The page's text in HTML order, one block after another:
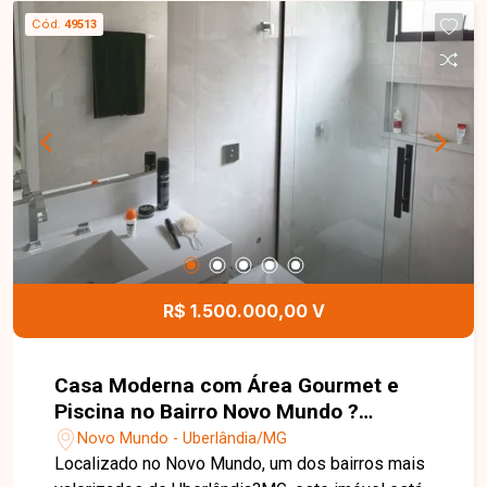
uma ampla varanda com balcão e pia em granito,
ideal para momentos de lazer, além de garagem
imóvel conta com sistema de geração de energia
fotovoltaica, proporcionando economia na conta
de luz, aquecimento solar de água, porteiro
eletrônico com câmara, portão automático com
controlo remoto e cerca elétrica, garantindo mais
segurança e conforto para toda a família.
Cód. 49513
R$ 1.500.000,00 V
Casa Moderna com Área Gourmet e
Piscina no Bairro Novo Mundo ?
Uberlândia/MG
Novo Mundo - Uberlândia/MG
Localizado no Novo Mundo, um dos bairros mais